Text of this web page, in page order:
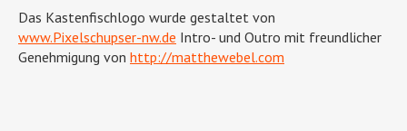
Das Kastenfischlogo wurde gestaltet von
www.Pixelschupser-nw.de Intro- und Outro mit freundlicher
Genehmigung von http://matthewebel.com